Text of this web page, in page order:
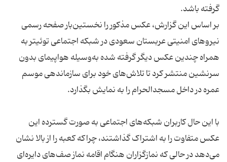
بر اساس این گزارش، عکس مذکور را نخستین‌بار صفحه رسمی
نیروهای امنیتی عربستان سعودی در شبکه اجتماعی توئیتر به
همراه چندین عکس دیگر گرفته شده به‌وسیله هواپیمای بدون
سرنشین منتشر کرد تا تلاش‌های خود برای سازماندهی موسم
با این حال کاربران شبکه‌های اجتماعی به صورت گسترده این
عکس متفاوت را به اشتراک گذاشتند، چراکه کعبه را از بالا نشان
می‌دهد در حالی که نمازگزاران هنگام اقامه نماز صف‌های دایره‌ای